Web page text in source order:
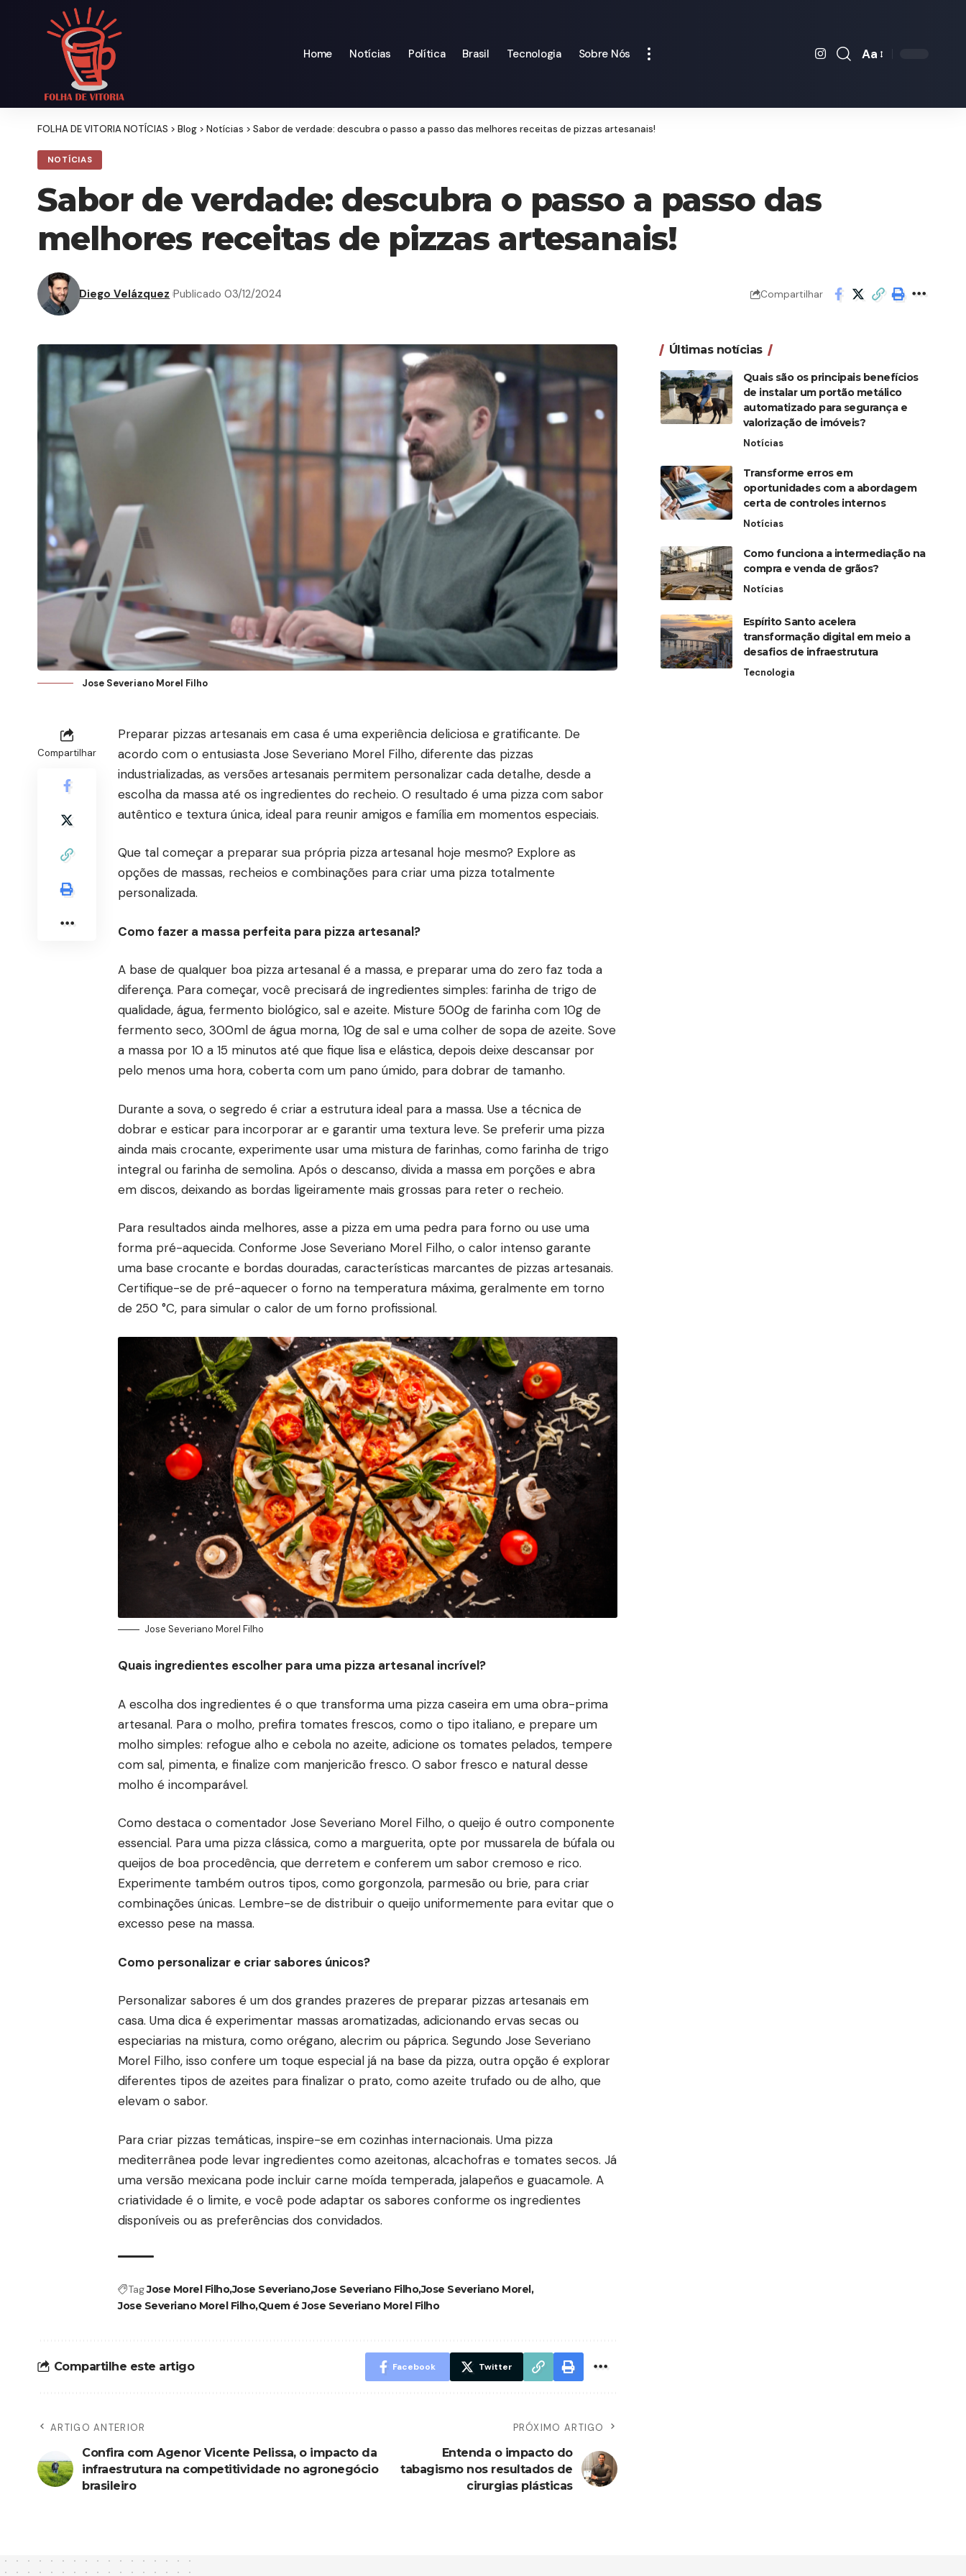
Home Notícias Política Brasil Tecnologia Sobre Nós Aa
FOLHA DE VITORIA NOTÍCIAS > Blog > Notícias > Sabor de verdade: descubra o passo a passo das melhores receitas de pizzas artesanais!
NOTÍCIAS
Sabor de verdade: descubra o passo a passo das
melhores receitas de pizzas artesanais!
Diego Velázquez Publicado 03/12/2024 Compartilhar
Jose Severiano Morel Filho
Compartilhar
Preparar pizzas artesanais em casa é uma experiência deliciosa e gratificante. De
acordo com o entusiasta Jose Severiano Morel Filho, diferente das pizzas
industrializadas, as versões artesanais permitem personalizar cada detalhe, desde a
escolha da massa até os ingredientes do recheio. O resultado é uma pizza com sabor
autêntico e textura única, ideal para reunir amigos e família em momentos especiais.
Que tal começar a preparar sua própria pizza artesanal hoje mesmo? Explore as
opções de massas, recheios e combinações para criar uma pizza totalmente
personalizada.
Como fazer a massa perfeita para pizza artesanal?
A base de qualquer boa pizza artesanal é a massa, e preparar uma do zero faz toda a
diferença. Para começar, você precisará de ingredientes simples: farinha de trigo de
qualidade, água, fermento biológico, sal e azeite. Misture 500g de farinha com 10g de
fermento seco, 300ml de água morna, 10g de sal e uma colher de sopa de azeite. Sove
a massa por 10 a 15 minutos até que fique lisa e elástica, depois deixe descansar por
pelo menos uma hora, coberta com um pano úmido, para dobrar de tamanho.
Durante a sova, o segredo é criar a estrutura ideal para a massa. Use a técnica de
dobrar e esticar para incorporar ar e garantir uma textura leve. Se preferir uma pizza
ainda mais crocante, experimente usar uma mistura de farinhas, como farinha de trigo
integral ou farinha de semolina. Após o descanso, divida a massa em porções e abra
em discos, deixando as bordas ligeiramente mais grossas para reter o recheio.
Para resultados ainda melhores, asse a pizza em uma pedra para forno ou use uma
forma pré-aquecida. Conforme Jose Severiano Morel Filho, o calor intenso garante
uma base crocante e bordas douradas, características marcantes de pizzas artesanais.
Certifique-se de pré-aquecer o forno na temperatura máxima, geralmente em torno
de 250 °C, para simular o calor de um forno profissional.
Jose Severiano Morel Filho
Quais ingredientes escolher para uma pizza artesanal incrível?
A escolha dos ingredientes é o que transforma uma pizza caseira em uma obra-prima
artesanal. Para o molho, prefira tomates frescos, como o tipo italiano, e prepare um
molho simples: refogue alho e cebola no azeite, adicione os tomates pelados, tempere
com sal, pimenta, e finalize com manjericão fresco. O sabor fresco e natural desse
molho é incomparável.
Como destaca o comentador Jose Severiano Morel Filho, o queijo é outro componente
essencial. Para uma pizza clássica, como a marguerita, opte por mussarela de búfala ou
queijos de boa procedência, que derretem e conferem um sabor cremoso e rico.
Experimente também outros tipos, como gorgonzola, parmesão ou brie, para criar
combinações únicas. Lembre-se de distribuir o queijo uniformemente para evitar que o
excesso pese na massa.
Como personalizar e criar sabores únicos?
Personalizar sabores é um dos grandes prazeres de preparar pizzas artesanais em
casa. Uma dica é experimentar massas aromatizadas, adicionando ervas secas ou
especiarias na mistura, como orégano, alecrim ou páprica. Segundo Jose Severiano
Morel Filho, isso confere um toque especial já na base da pizza, outra opção é explorar
diferentes tipos de azeites para finalizar o prato, como azeite trufado ou de alho, que
elevam o sabor.
Para criar pizzas temáticas, inspire-se em cozinhas internacionais. Uma pizza
mediterrânea pode levar ingredientes como azeitonas, alcachofras e tomates secos. Já
uma versão mexicana pode incluir carne moída temperada, jalapeños e guacamole. A
criatividade é o limite, e você pode adaptar os sabores conforme os ingredientes
disponíveis ou as preferências dos convidados.
TagJose Morel FilhoJose SeverianoJose Severiano FilhoJose Severiano Morel
Jose Severiano Morel FilhoQuem é Jose Severiano Morel Filho
Compartilhe este artigo Facebook Twitter
ARTIGO ANTERIOR
Confira com Agenor Vicente Pelissa, o impacto da
infraestrutura na competitividade no agronegócio
brasileiro
PRÓXIMO ARTIGO
Entenda o impacto do
tabagismo nos resultados de
cirurgias plásticas
Últimas notícias
Quais são os principais benefícios
de instalar um portão metálico
automatizado para segurança e
valorização de imóveis?
Notícias
Transforme erros em
oportunidades com a abordagem
certa de controles internos
Notícias
Como funciona a intermediação na
compra e venda de grãos?
Notícias
Espírito Santo acelera
transformação digital em meio a
desafios de infraestrutura
Tecnologia